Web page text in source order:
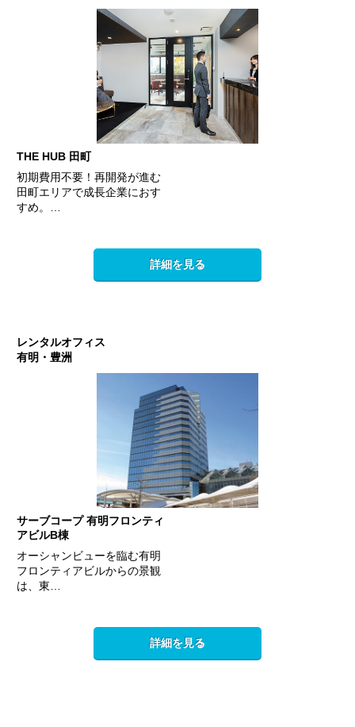
THE HUB 田町
初期費用不要！再開発が進む
田町エリアで成長企業におす
すめ。…
詳細を見る
レンタルオフィス
有明・豊洲
サーブコープ 有明フロンティ
アビルB棟
オーシャンビューを臨む有明
フロンティアビルからの景観
は、東…
詳細を見る